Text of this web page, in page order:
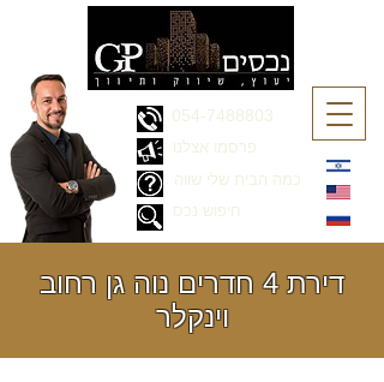
054-7488803
כמה הבית שלי שווה
פרסמו אצלנו
חיפוש נכס
דירת 4 חדרים נוה גן רחוב
וינקלר